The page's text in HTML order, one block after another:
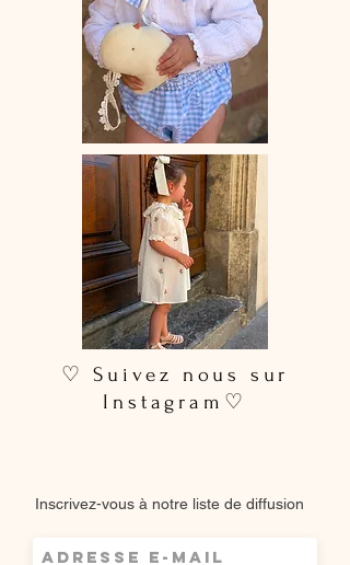
♡ Suivez nous sur
Instagram♡
Inscrivez-vous à notre liste de diffusion